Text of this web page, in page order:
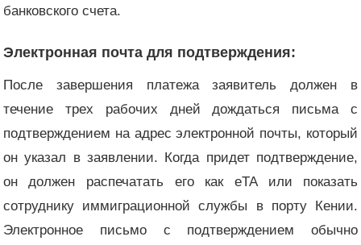
банковского счета.
Электронная почта для подтверждения:
После завершения платежа заявитель должен в
течение трех рабочих дней дождаться письма с
подтверждением на адрес электронной почты, который
он указал в заявлении. Когда придет подтверждение,
он должен распечатать его как eTA или показать
сотруднику иммиграционной службы в порту Кении.
Электронное письмо с подтверждением обычно